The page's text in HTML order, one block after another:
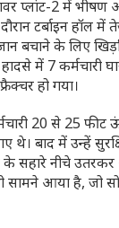
प्लांट-2 में
टर्बाइन हॉल
बचाने के लिए
हादसे में 7
हो गया।
20 से 25 फीट
बाद में उन्हें
के सहारे नीचे
सामने आया है, जो